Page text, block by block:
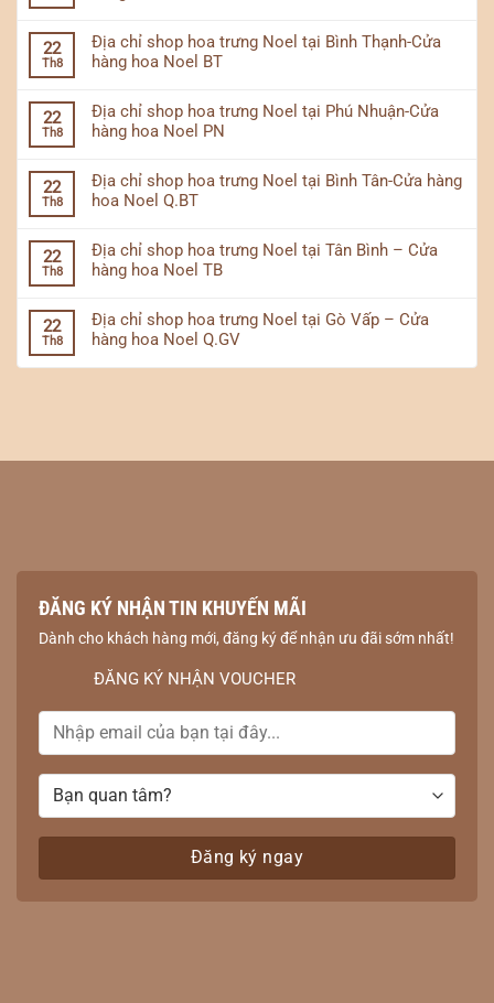
22
Th8
Địa chỉ shop hoa trưng Noel tại Bình Thạnh-Cửa
hàng hoa Noel BT
22
Th8
Địa chỉ shop hoa trưng Noel tại Phú Nhuận-Cửa
hàng hoa Noel PN
22
Th8
Địa chỉ shop hoa trưng Noel tại Bình Tân-Cửa hàng
hoa Noel Q.BT
22
Th8
Địa chỉ shop hoa trưng Noel tại Tân Bình – Cửa
hàng hoa Noel TB
22
Th8
Địa chỉ shop hoa trưng Noel tại Gò Vấp – Cửa
hàng hoa Noel Q.GV
ĐĂNG KÝ NHẬN TIN KHUYẾN MÃI
Dành cho khách hàng mới, đăng ký để nhận ưu đãi sớm nhất!
ĐĂNG KÝ NHẬN VOUCHER